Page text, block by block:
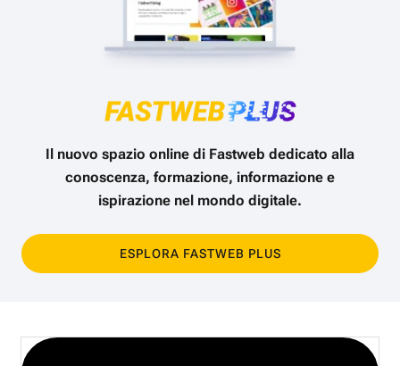
Il nuovo spazio online di Fastweb dedicato alla
conoscenza, formazione, informazione e
ispirazione nel mondo digitale.
ESPLORA FASTWEB PLUS